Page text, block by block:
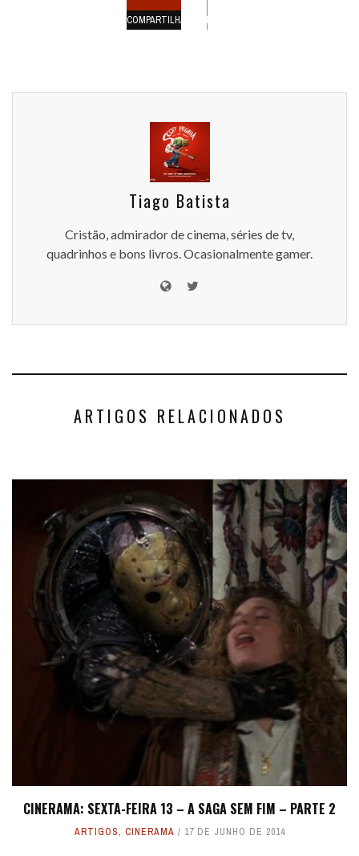
COMPARTILHAMENTOS
Tiago Batista
Cristão, admirador de cinema, séries de tv,
quadrinhos e bons livros. Ocasionalmente gamer.
ARTIGOS RELACIONADOS
CINERAMA: SEXTA-FEIRA 13 – A SAGA SEM FIM – PARTE 2
ARTIGOS, CINERAMA 17 DE JUNHO DE 2014